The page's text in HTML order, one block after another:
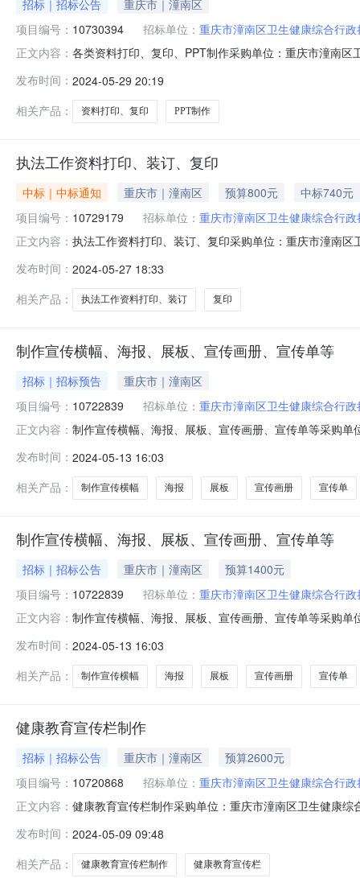
招标｜招标公告
重庆市｜潼南区
项目编号： 10730394 招标单位： 重庆市潼南区卫生健康综合行
正文内容： 各类资料打印、复印、PPT制作采购单位：重庆市潼南
发布时间： 2024-05-29 20:19
相关产品：
资料打印、复印 PPT制作
执法工作资料打印、装订、复印
中标｜中标通知 重庆市｜潼南区 预算800元
中标740元
项目编号： 10729179 招标单位： 重庆市潼南区卫生健康综合行
正文内容： 执法工作资料打印、装订、复印采购单位：重庆市潼南
740.0740.0740.00-成交2024-05-27已中选已中选
发布时间： 2024-05-27 18:33
相关产品：
执法工作资料打印、装订 复印
制作宣传横幅、海报、展板、宣传画册、宣传单等
招标｜招标预告
重庆市｜潼南区
项目编号： 10722839 招标单位： 重庆市潼南区卫生健康综合行
正文内容： 制作宣传横幅、海报、展板、宣传画册、宣传单等采购
发布时间： 2024-05-13 16:03
相关产品：
制作宣传横幅 海报 展板 宣传画册 宣传单
制作宣传横幅、海报、展板、宣传画册、宣传单等
招标｜招标公告 重庆市｜潼南区
预算1400元
项目编号： 10722839 招标单位： 重庆市潼南区卫生健康综合行
正文内容： 制作宣传横幅、海报、展板、宣传画册、宣传单等采购
发布时间： 2024-05-13 16:03
相关产品：
制作宣传横幅 海报 展板 宣传画册 宣传单
健康教育宣传栏制作
招标｜招标公告 重庆市｜潼南区
预算2600元
项目编号： 10720868 招标单位： 重庆市潼南区卫生健康综合行
正文内容： 健康教育宣传栏制作采购单位：重庆市潼南区卫生健康
发布时间： 2024-05-09 09:48
相关产品：
健康教育宣传栏制作 健康教育宣传栏